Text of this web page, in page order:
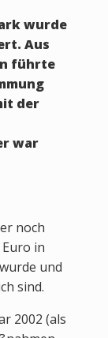
wurde
Aus
führte
der
war
noch
in
und
sind.
2002 (als